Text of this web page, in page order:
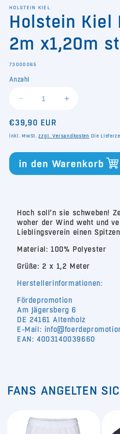
HOLSTEIN KIEL
Holstein Kiel
2m x1,20m
SKU:
73000065
Anzahl
Verringere
Menge
für
Kiel
Hissflagge
2m
Erhöhe
für
Kiel
Hissflagge
2m
Normaler
Preis
€39,90 EUR
inkl. MwSt.zzgl. Versandkosten Die
in den Warenkorb
Hoch soll’n sie schweben!
woher der Wind weht und
Lieblingsverein einen
Material: 100% Polyester
Grüße: 2 x 1,2 Meter
Herstellerinformationen:
Fördepromotion
Am Jägersberg 6
DE 24161 Altenholz
E-Mail:
EAN: 4003140039660
FANS ANGELTEN